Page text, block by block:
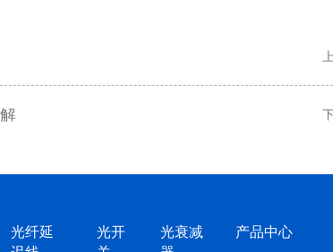
光纤延
光开
光衰减
产品中心